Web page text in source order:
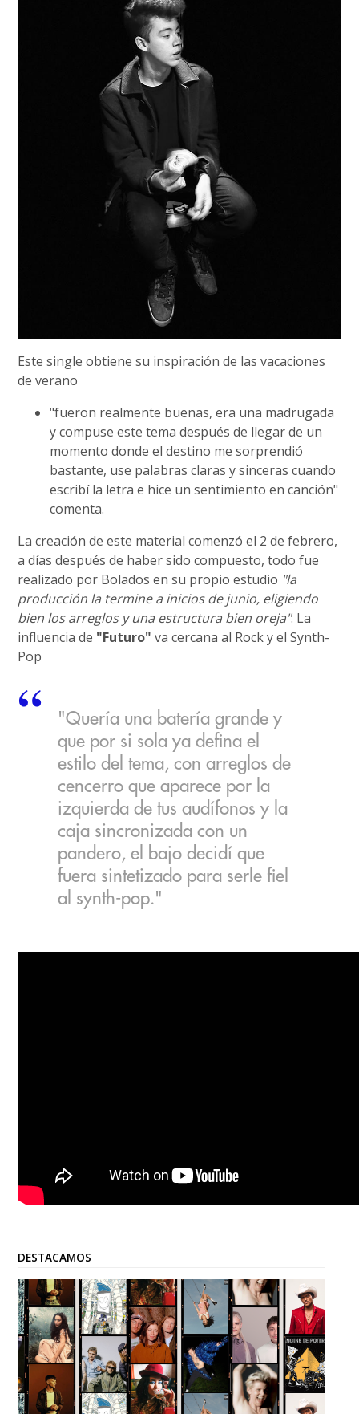
Este single obtiene su inspiración de las vacaciones
de verano
"fueron realmente buenas, era una madrugada
y compuse este tema después de llegar de un
momento donde el destino me sorprendió
bastante, use palabras claras y sinceras cuando
escribí la letra e hice un sentimiento en canción"
comenta.
La creación de este material comenzó el 2 de febrero,
a días después de haber sido compuesto, todo fue
realizado por Bolados en su propio estudio "la
producción la termine a inicios de junio, eligiendo
bien los arreglos y una estructura bien oreja". La
influencia de "Futuro" va cercana al Rock y el Synth-
Pop
"Quería una batería grande y
que por si sola ya defina el
estilo del tema, con arreglos de
cencerro que aparece por la
izquierda de tus audífonos y la
caja sincronizada con un
pandero, el bajo decidí que
fuera sintetizado para serle fiel
al synth-pop."
DESTACAMOS